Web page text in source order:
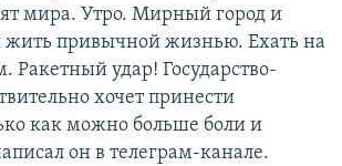
мира. Утро. Мирный город и
привычной жизнью. Ехать на
Ракетный удар! Государство-
хочет принести
как можно больше боли и
он в телеграм-канале.